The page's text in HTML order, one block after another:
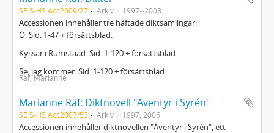
SE S-HS Acc2009/27 Arkiv 1997--2008
Accessionen innehåller tre häftade diktsamlingar:
Ö. Sid. 1-47 + försättsblad.
Kyssar i Rumstaad. Sid. 1-120 + försättsblad.
Se, jag kommer. Sid. 1-120 + försättsblad.
Räf, Marianne
Marianne Räf: Diktnovell "Äventyr i Syrén"
SE S-HS Acc2007/53 Arkiv 1997, 2006
Accessionen innehåller diktnovellen "Äventyr i Syrén", ett